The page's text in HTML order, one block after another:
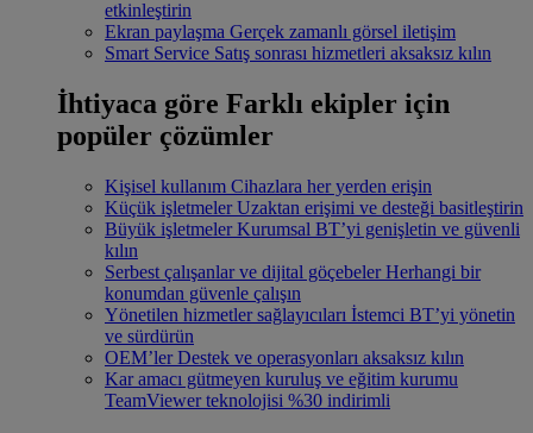
etkinleştirin
Ekran paylaşma Gerçek zamanlı görsel iletişim
Smart Service Satış sonrası hizmetleri aksaksız kılın
İhtiyaca göre Farklı ekipler için
popüler çözümler
Kişisel kullanım Cihazlara her yerden erişin
Küçük işletmeler Uzaktan erişimi ve desteği basitleştirin
Büyük işletmeler Kurumsal BT’yi genişletin ve güvenli
kılın
Serbest çalışanlar ve dijital göçebeler Herhangi bir
konumdan güvenle çalışın
Yönetilen hizmetler sağlayıcıları İstemci BT’yi yönetin
ve sürdürün
OEM’ler Destek ve operasyonları aksaksız kılın
Kar amacı gütmeyen kuruluş ve eğitim kurumu
TeamViewer teknolojisi %30 indirimli